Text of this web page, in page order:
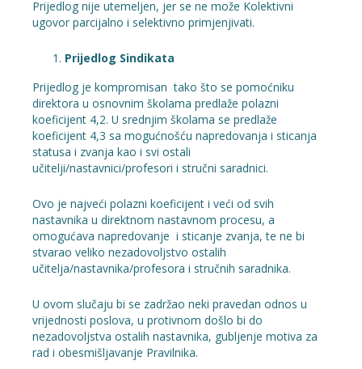
Prijedlog nije utemeljen, jer se ne može Kolektivni
ugovor parcijalno i selektivno primjenjivati.
Prijedlog Sindikata
Prijedlog je kompromisan tako što se pomoćniku
direktora u osnovnim školama predlaže polazni
koeficijent 4,2. U srednjim školama se predlaže
koeficijent 4,3 sa mogućnošću napredovanja i sticanja
statusa i zvanja kao i svi ostali
učitelji/nastavnici/profesori i stručni saradnici.
Ovo je najveći polazni koeficijent i veći od svih
nastavnika u direktnom nastavnom procesu, a
omogućava napredovanje i sticanje zvanja, te ne bi
stvarao veliko nezadovoljstvo ostalih
učitelja/nastavnika/profesora i stručnih saradnika.
U ovom slučaju bi se zadržao neki pravedan odnos u
vrijednosti poslova, u protivnom došlo bi do
nezadovoljstva ostalih nastavnika, gubljenje motiva za
rad i obesmišljavanje Pravilnika.